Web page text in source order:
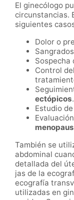
El ginecólogo
circunstancias.
siguientes
Dolor o
Sospecha
Control del
ectópicos.
Estudio de
También se
abdominal
detallada del
jas de la
ecografía
utilizadas en